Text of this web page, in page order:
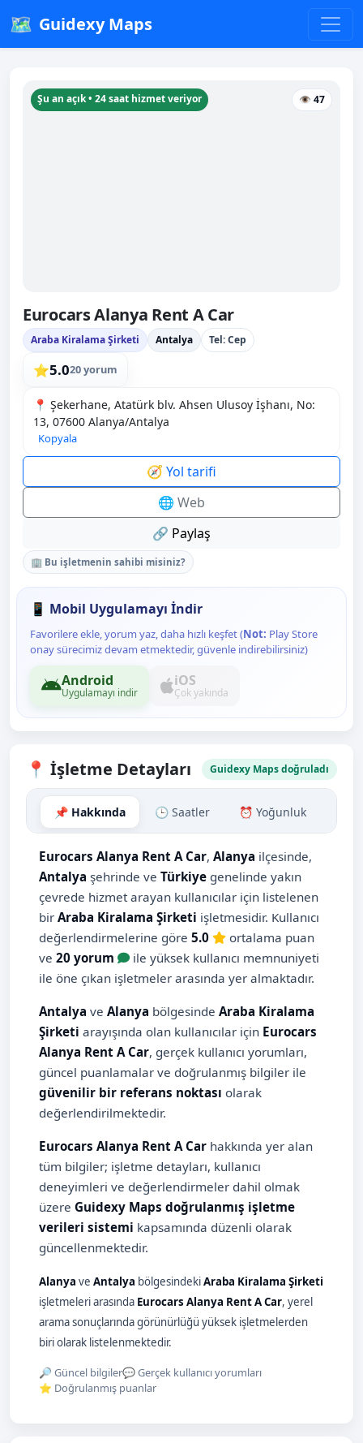
🗺️ Guidexy Maps
Şu an açık • 24 saat hizmet veriyor 👁 47
Eurocars Alanya Rent A Car
Araba Kiralama Şirketi Antalya Tel: Cep
⭐5.020 yorum
📍 Şekerhane, Atatürk blv. Ahsen Ulusoy İşhanı, No:
13, 07600 Alanya/Antalya
Kopyala
🧭 Yol tarifi
🌐 Web
🔗 Paylaş
🏢 Bu işletmenin sahibi misiniz?
📱 Mobil Uygulamayı İndir
Favorilere ekle, yorum yaz, daha hızlı keşfet (Not: Play Store
onay sürecimiz devam etmektedir, güvenle indirebilirsiniz)
Android
Uygulamayı indir
iOS
Çok yakında
📍 İşletme Detayları Guidexy Maps doğruladı
📌 Hakkında 🕒 Saatler ⏰ Yoğunluk
Eurocars Alanya Rent A Car, Alanya ilçesinde,
Antalya şehrinde ve Türkiye genelinde yakın
çevrede hizmet arayan kullanıcılar için listelenen
bir Araba Kiralama Şirketi işletmesidir. Kullanıcı
değerlendirmelerine göre 5.0
ortalama puan
ve 20 yorum
ile yüksek kullanıcı memnuniyeti
ile öne çıkan işletmeler arasında yer almaktadır.
Antalya ve Alanya bölgesinde Araba Kiralama
Şirketi arayışında olan kullanıcılar için Eurocars
Alanya Rent A Car, gerçek kullanıcı yorumları,
güncel puanlamalar ve doğrulanmış bilgiler ile
güvenilir bir referans noktası olarak
değerlendirilmektedir.
Eurocars Alanya Rent A Car hakkında yer alan
tüm bilgiler; işletme detayları, kullanıcı
deneyimleri ve değerlendirmeler dahil olmak
üzere Guidexy Maps doğrulanmış işletme
verileri sistemi kapsamında düzenli olarak
güncellenmektedir.
Alanya ve Antalya bölgesindekiAraba Kiralama Şirketi
işletmeleri arasında Eurocars Alanya Rent A Car, yerel
arama sonuçlarında görünürlüğü yüksek işletmelerden
biri olarak listelenmektedir.
🔎 Güncel bilgiler💬 Gerçek kullanıcı yorumları
⭐ Doğrulanmış puanlar